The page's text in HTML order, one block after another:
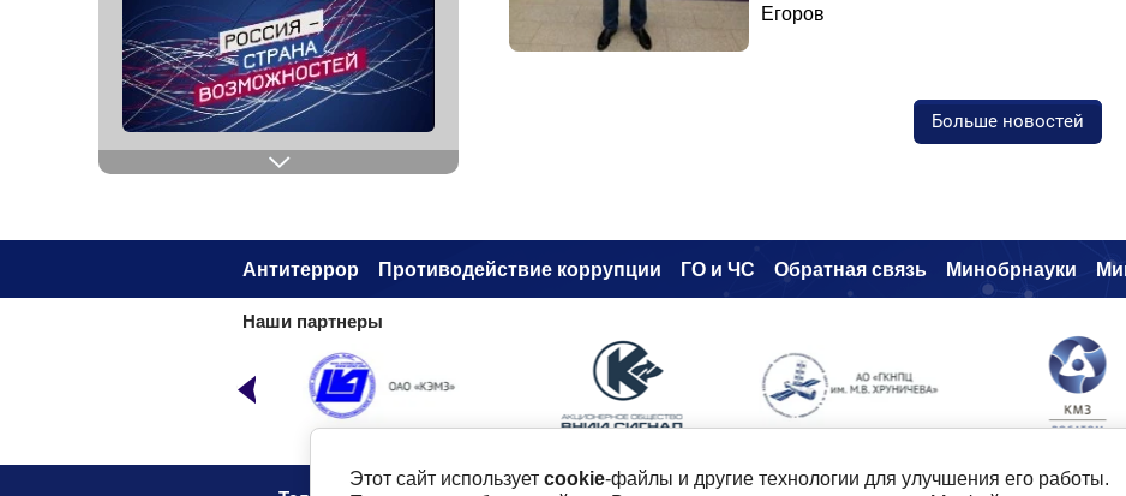
Егоров
Больше новостей
Антитеррор Противодействие коррупции ГО и ЧС Обратная связь Минобрнауки
Наши партнеры
Этот сайт использует cookie-файлы и другие технологии для улучшения его работы.